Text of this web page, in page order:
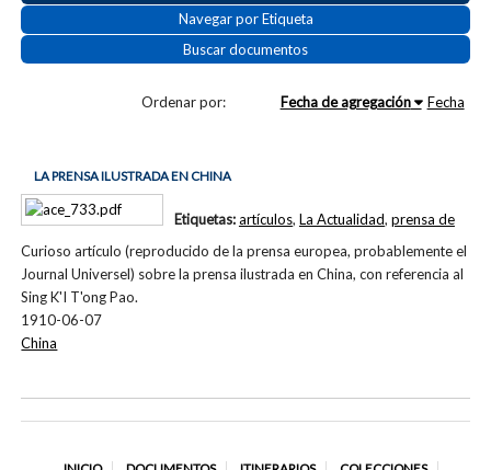
Navegar por Etiqueta
Buscar documentos
Ordenar por: Fecha de agregación Fecha
LA PRENSA ILUSTRADA EN CHINA
Curioso artículo (reproducido de la prensa europea, probablemente el
Journal Universel) sobre la prensa ilustrada en China, con referencia al
Sing K'I T'ong Pao.
1910-06-07
Etiquetas:artículos, La Actualidad, prensa de
China